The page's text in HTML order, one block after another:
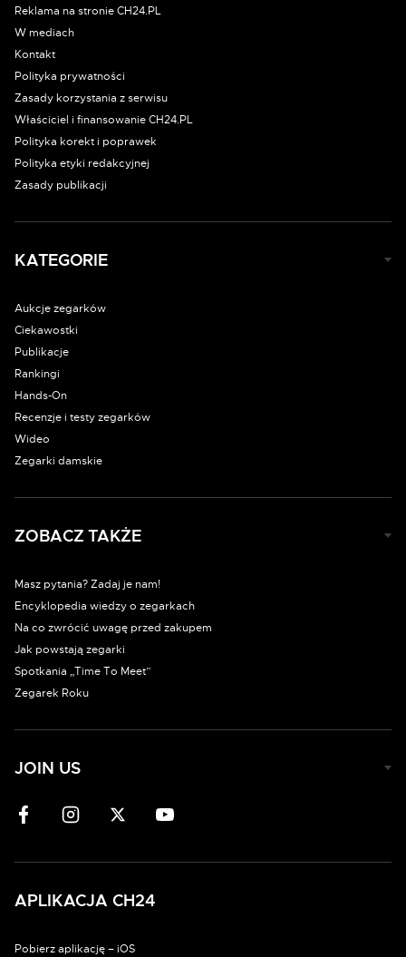
Reklama na stronie CH24.PL
W mediach
Kontakt
Polityka prywatności
Zasady korzystania z serwisu
Właściciel i finansowanie CH24.PL
Polityka korekt i poprawek
Polityka etyki redakcyjnej
Zasady publikacji
KATEGORIE
Aukcje zegarków
Ciekawostki
Publikacje
Rankingi
Hands-On
Recenzje i testy zegarków
Wideo
Zegarki damskie
ZOBACZ TAKŻE
Masz pytania? Zadaj je nam!
Encyklopedia wiedzy o zegarkach
Na co zwrócić uwagę przed zakupem
Jak powstają zegarki
Spotkania „Time To Meet”
Zegarek Roku
JOIN US
APLIKACJA CH24
Pobierz aplikację – iOS